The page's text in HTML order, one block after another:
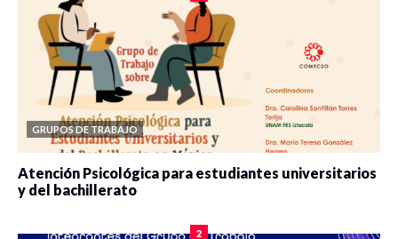
GRUPOS DE TRABAJO
Atención Psicológica para estudiantes universitarios
y del bachillerato
2